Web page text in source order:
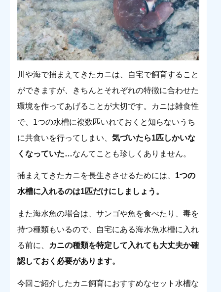
川や海で捕まえてきたカニは、自宅で飼育すること
ができますが、きちんとそれぞれの特徴に合わせた
環境を作ってあげることが大切です。カニは雑食性
で、1つの水槽に複数匹いれておくと知らないうち
に共食いを行ってしまい、 気づいたら1匹しかいな
くなっていた…なんてことも珍しくありません。
捕まえてきたカニを長生きさせるためには、 1つの
水槽に入れるのは1匹だけにしましょう。
また海水魚の場合は、サンゴや魚を食べたり、毒を
持つ種類もいるので、自宅にある海水魚水槽に入れ
る前に、
カニの種類を特定して入れても大丈夫か確
認しておく必要があります。
今回ご紹介したカニ飼育におすすめなセット水槽な